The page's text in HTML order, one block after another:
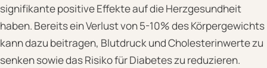
signifikante positive Effekte auf die Herzgesundheit
haben. Bereits ein Verlust von 5-10% des Körpergewichts
kann dazu beitragen, Blutdruck und Cholesterinwerte zu
senken sowie das Risiko für Diabetes zu reduzieren.